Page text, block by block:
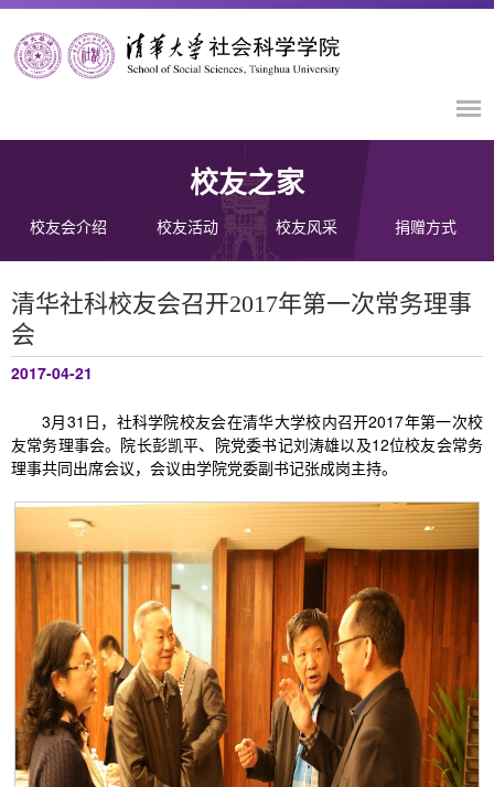
校友之家
校友会介绍 校友活动 校友风采 捐赠方式
清华社科校友会召开2017年第一次常务理事
会
2017-04-21
3月31日，社科学院校友会在清华大学校内召开2017年第一次校
友常务理事会。院长彭凯平、院党委书记刘涛雄以及12位校友会常务
理事共同出席会议，会议由学院党委副书记张成岗主持。